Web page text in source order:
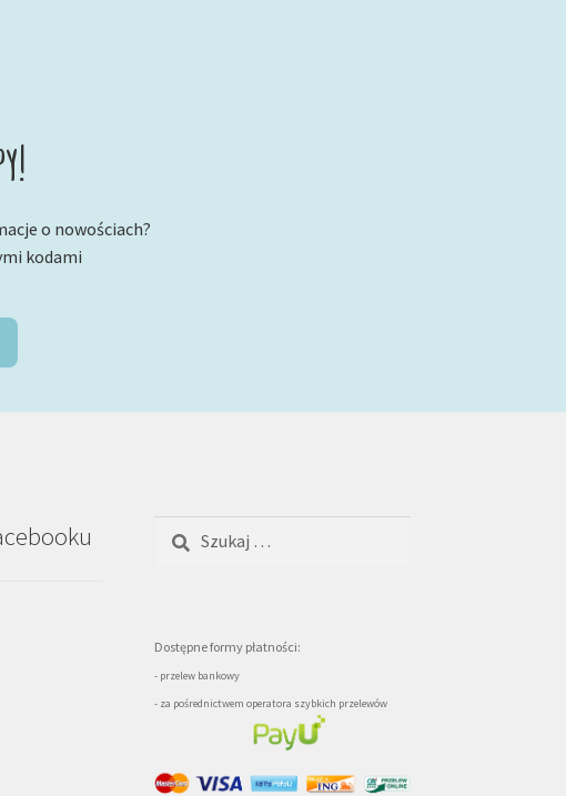
o nowościach?
kodami
Dostępne formy płatności:
- przelew bankowy
- za pośrednictwem operatora szybkich przelewów